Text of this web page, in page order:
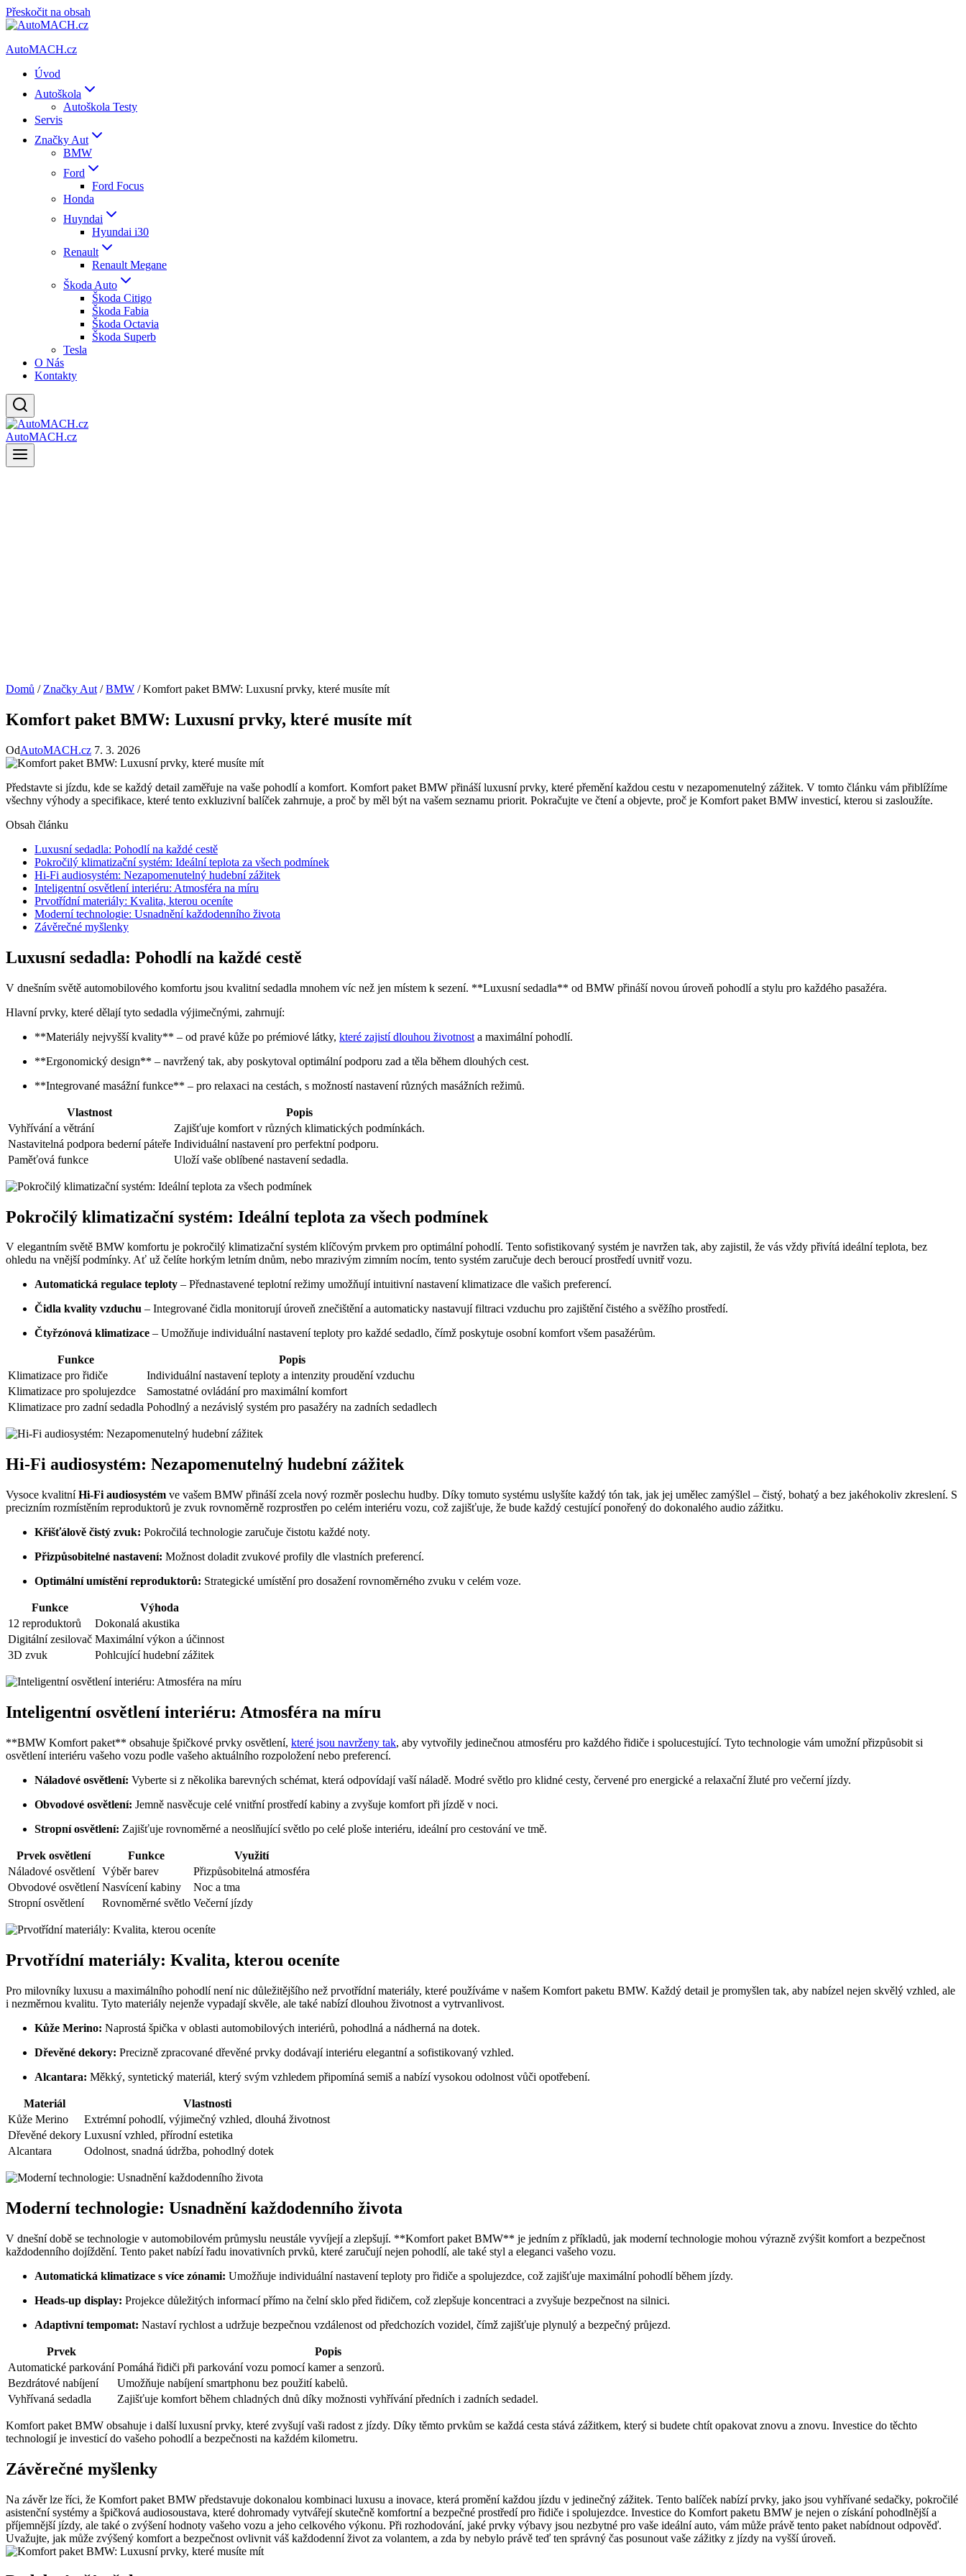
Přeskočit na obsah
AutoMACH.cz
Úvod
Autoškola
Autoškola Testy
Servis
Značky Aut
BMW
Ford
Ford Focus
Honda
Huyndai
Hyundai i30
Renault
Renault Megane
Škoda Auto
Škoda Citigo
Škoda Fabia
Škoda Octavia
Škoda Superb
Tesla
O Nás
Kontakty
AutoMACH.cz
Domů / Značky Aut / BMW / Komfort paket BMW: Luxusní prvky, které musíte mít
Komfort paket BMW: Luxusní prvky, které musíte mít
OdAutoMACH.cz 7. 3. 2026
Představte si jízdu, kde se každý detail zaměřuje na vaše pohodlí a komfort. Komfort paket BMW přináší luxusní prvky, které přemění každou cestu v nezapomenutelný zážitek. V tomto článku vám přiblížíme
všechny výhody a specifikace, které tento exkluzivní balíček zahrnuje, a proč by měl být na vašem seznamu priorit. Pokračujte ve čtení a objevte, proč je Komfort paket BMW investicí, kterou si zasloužíte.
Obsah článku
Luxusní sedadla: Pohodlí na každé cestě
Pokročilý klimatizační systém: Ideální teplota za všech podmínek
Hi-Fi audiosystém: Nezapomenutelný hudební zážitek
Inteligentní osvětlení interiéru: Atmosféra na míru
Prvotřídní materiály: Kvalita, kterou oceníte
Moderní technologie: Usnadnění každodenního života
Závěrečné myšlenky
Luxusní sedadla: Pohodlí na každé cestě
V dnešním světě automobilového komfortu jsou kvalitní sedadla mnohem víc než jen místem k sezení. **Luxusní sedadla** od BMW přináší novou úroveň pohodlí a stylu pro každého pasažéra.
Hlavní prvky, které dělají tyto sedadla výjimečnými, zahrnují:
**Materiály nejvyšší kvality** – od pravé kůže po prémiové látky, které zajistí dlouhou životnost a maximální pohodlí.
**Ergonomický design** – navržený tak, aby poskytoval optimální podporu zad a těla během dlouhých cest.
**Integrované masážní funkce** – pro relaxaci na cestách, s možností nastavení různých masážních režimů.
Vlastnost
Popis
Vyhřívání a větrání
Zajišťuje komfort v různých klimatických podmínkách.
Nastavitelná podpora bederní páteře Individuální nastavení pro perfektní podporu.
Paměťová funkce
Uloží vaše oblíbené nastavení sedadla.
Pokročilý klimatizační systém: Ideální teplota za všech podmínek
V elegantním světě BMW komfortu je pokročilý klimatizační systém klíčovým prvkem pro optimální pohodlí. Tento sofistikovaný systém je navržen tak, aby zajistil, že vás vždy přivítá ideální teplota, bez
ohledu na vnější podmínky. Ať už čelíte horkým letním dnům, nebo mrazivým zimním nocím, tento systém zaručuje dech beroucí prostředí uvnitř vozu.
Automatická regulace teploty – Přednastavené teplotní režimy umožňují intuitivní nastavení klimatizace dle vašich preferencí.
Čidla kvality vzduchu – Integrované čidla monitorují úroveň znečištění a automaticky nastavují filtraci vzduchu pro zajištění čistého a svěžího prostředí.
Čtyřzónová klimatizace – Umožňuje individuální nastavení teploty pro každé sedadlo, čímž poskytuje osobní komfort všem pasažérům.
Funkce
Popis
Klimatizace pro řidiče
Individuální nastavení teploty a intenzity proudění vzduchu
Klimatizace pro spolujezdce
Samostatné ovládání pro maximální komfort
Klimatizace pro zadní sedadla Pohodlný a nezávislý systém pro pasažéry na zadních sedadlech
Hi-Fi audiosystém: Nezapomenutelný hudební zážitek
Vysoce kvalitníHi-Fi audiosystém ve vašem BMW přináší zcela nový rozměr poslechu hudby. Díky tomuto systému uslyšíte každý tón tak, jak jej umělec zamýšlel – čistý, bohatý a bez jakéhokoliv zkreslení. S
precizním rozmístěním reproduktorů je zvuk rovnoměrně rozprostřen po celém interiéru vozu, což zajišťuje, že bude každý cestující ponořený do dokonalého audio zážitku.
Křišťálově čistý zvuk: Pokročilá technologie zaručuje čistotu každé noty.
Přizpůsobitelné nastavení: Možnost doladit zvukové profily dle vlastních preferencí.
Optimální umístění reproduktorů: Strategické umístění pro dosažení rovnoměrného zvuku v celém voze.
Funkce
Výhoda
12 reproduktorů
Dokonalá akustika
Digitální zesilovač Maximální výkon a účinnost
3D zvuk
Pohlcující hudební zážitek
Inteligentní osvětlení interiéru: Atmosféra na míru
**BMW Komfort paket** obsahuje špičkové prvky osvětlení, které jsou navrženy tak, aby vytvořily jedinečnou atmosféru pro každého řidiče i spolucestující. Tyto technologie vám umožní přizpůsobit si
osvětlení interiéru vašeho vozu podle vašeho aktuálního rozpoložení nebo preferencí.
Náladové osvětlení: Vyberte si z několika barevných schémat, která odpovídají vaší náladě. Modré světlo pro klidné cesty, červené pro energické a relaxační žluté pro večerní jízdy.
Obvodové osvětlení: Jemně nasvěcuje celé vnitřní prostředí kabiny a zvyšuje komfort při jízdě v noci.
Stropní osvětlení: Zajišťuje rovnoměrné a neoslňující světlo po celé ploše interiéru, ideální pro cestování ve tmě.
Prvek osvětlení Funkce
Využití
Náladové osvětlení Výběr barev
Přizpůsobitelná atmosféra
Obvodové osvětlení Nasvícení kabiny
Noc a tma
Stropní osvětlení
Rovnoměrné světlo Večerní jízdy
Prvotřídní materiály: Kvalita, kterou oceníte
Pro milovníky luxusu a maximálního pohodlí není nic důležitějšího než prvotřídní materiály, které používáme v našem Komfort paketu BMW. Každý detail je promyšlen tak, aby nabízel nejen skvělý vzhled, ale
i nezměrnou kvalitu. Tyto materiály nejenže vypadají skvěle, ale také nabízí dlouhou životnost a vytrvanlivost.
Kůže Merino: Naprostá špička v oblasti automobilových interiérů, pohodlná a nádherná na dotek.
Dřevěné dekory: Precizně zpracované dřevěné prvky dodávají interiéru elegantní a sofistikovaný vzhled.
Alcantara: Měkký, syntetický materiál, který svým vzhledem připomíná semiš a nabízí vysokou odolnost vůči opotřebení.
Materiál
Vlastnosti
Kůže Merino
Extrémní pohodlí, výjimečný vzhled, dlouhá životnost
Dřevěné dekory Luxusní vzhled, přírodní estetika
Alcantara
Odolnost, snadná údržba, pohodlný dotek
Moderní technologie: Usnadnění každodenního života
V dnešní době se technologie v automobilovém průmyslu neustále vyvíjejí a zlepšují. **Komfort paket BMW** je jedním z příkladů, jak moderní technologie mohou výrazně zvýšit komfort a bezpečnost
každodenního dojíždění. Tento paket nabízí řadu inovativních prvků, které zaručují nejen pohodlí, ale také styl a eleganci vašeho vozu.
Automatická klimatizace s více zónami: Umožňuje individuální nastavení teploty pro řidiče a spolujezdce, což zajišťuje maximální pohodlí během jízdy.
Heads-up display: Projekce důležitých informací přímo na čelní sklo před řidičem, což zlepšuje koncentraci a zvyšuje bezpečnost na silnici.
Adaptivní tempomat: Nastaví rychlost a udržuje bezpečnou vzdálenost od předchozích vozidel, čímž zajišťuje plynulý a bezpečný průjezd.
Prvek
Popis
Automatické parkování Pomáhá řidiči při parkování vozu pomocí kamer a senzorů.
Bezdrátové nabíjení
Umožňuje nabíjení smartphonu bez použití kabelů.
Vyhřívaná sedadla
Zajišťuje komfort během chladných dnů díky možnosti vyhřívání předních i zadních sedadel.
Komfort paket BMW obsahuje i další luxusní prvky, které zvyšují vaši radost z jízdy. Díky těmto prvkům se každá cesta stává zážitkem, který si budete chtít opakovat znovu a znovu. Investice do těchto
technologií je investicí do vašeho pohodlí a bezpečnosti na každém kilometru.
Závěrečné myšlenky
Na závěr lze říci, že Komfort paket BMW představuje dokonalou kombinaci luxusu a inovace, která promění každou jízdu v jedinečný zážitek. Tento balíček nabízí prvky, jako jsou vyhřívané sedačky, pokročilé
asistenční systémy a špičková audiosoustava, které dohromady vytvářejí skutečně komfortní a bezpečné prostředí pro řidiče i spolujezdce. Investice do Komfort paketu BMW je nejen o získání pohodlnější a
příjemnější jízdy, ale také o zvýšení hodnoty vašeho vozu a jeho celkového výkonu. Při rozhodování, jaké prvky výbavy jsou nezbytné pro vaše ideální auto, vám může právě tento paket nabídnout odpověď.
Uvažujte, jak může zvýšený komfort a bezpečnost ovlivnit váš každodenní život za volantem, a zda by nebylo právě teď ten správný čas posunout vaše zážitky z jízdy na vyšší úroveň.